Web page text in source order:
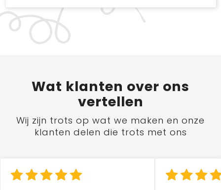
Wat klanten over ons
vertellen
Wij zijn trots op wat we maken en onze
klanten delen die trots met ons